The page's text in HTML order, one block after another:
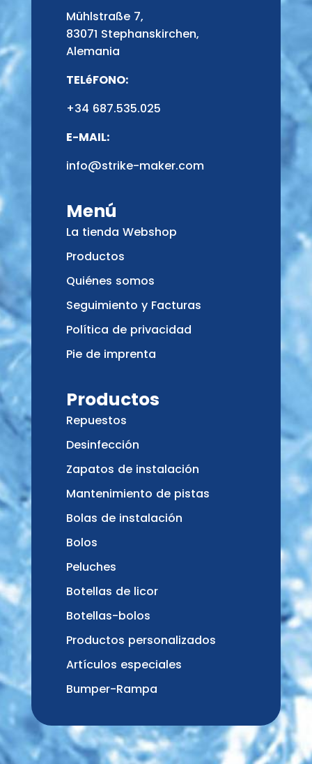
Mühlstraße 7,
83071 Stephanskirchen,
Alemania
TELéFONO:
+34 687.535.025
E-MAIL:
info@strike-maker.com
Menú
La tienda Webshop
Productos
Quiénes somos
Seguimiento y Facturas
Política de privacidad
Pie de imprenta
Productos
Repuestos
Desinfección
Zapatos de instalación
Mantenimiento de pistas
Bolas de instalación
Bolos
Peluches
Botellas de licor
Botellas-bolos
Productos personalizados
Artículos especiales
Bumper-Rampa